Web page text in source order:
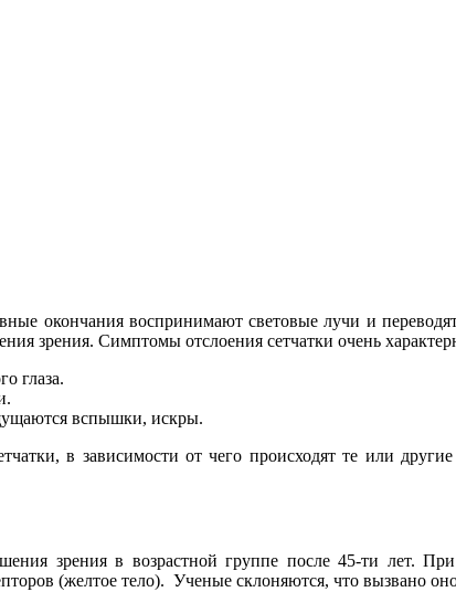
окончания воспринимают световые лучи и
зрения. Симптомы отслоения сетчатки очень
глаза.
вспышки, искры.
в зависимости от чего происходят те или другие
зрения в возрастной группе после 45-ти лет. При
(желтое тело). Ученые склоняются, что вызвано